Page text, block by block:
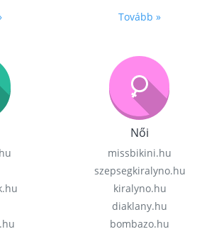
Tovább »
Női
missbikini.hu
szepsegkiralyno.hu
kiralyno.hu
diaklany.hu
bombazo.hu